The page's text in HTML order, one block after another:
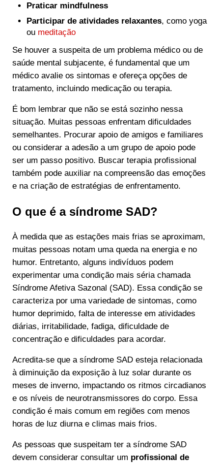
Praticar mindfulness
Participar de atividades relaxantes, como yoga
ou meditação
Se houver a suspeita de um problema médico ou de
saúde mental subjacente, é fundamental que um
médico avalie os sintomas e ofereça opções de
tratamento, incluindo medicação ou terapia.
É bom lembrar que não se está sozinho nessa
situação. Muitas pessoas enfrentam dificuldades
semelhantes. Procurar apoio de amigos e familiares
ou considerar a adesão a um grupo de apoio pode
ser um passo positivo. Buscar terapia profissional
também pode auxiliar na compreensão das emoções
e na criação de estratégias de enfrentamento.
O que é a síndrome SAD?
À medida que as estações mais frias se aproximam,
muitas pessoas notam uma queda na energia e no
humor. Entretanto, alguns indivíduos podem
experimentar uma condição mais séria chamada
Síndrome Afetiva Sazonal (SAD). Essa condição se
caracteriza por uma variedade de sintomas, como
humor deprimido, falta de interesse em atividades
diárias, irritabilidade, fadiga, dificuldade de
concentração e dificuldades para acordar.
Acredita-se que a síndrome SAD esteja relacionada
à diminuição da exposição à luz solar durante os
meses de inverno, impactando os ritmos circadianos
e os níveis de neurotransmissores do corpo. Essa
condição é mais comum em regiões com menos
horas de luz diurna e climas mais frios.
As pessoas que suspeitam ter a síndrome SAD
devem considerar consultar um profissional de